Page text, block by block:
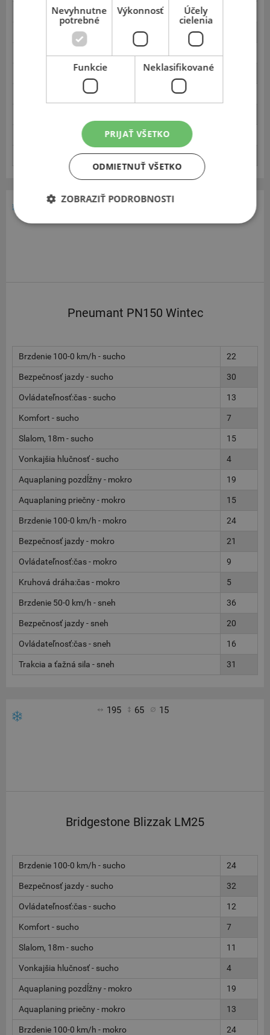
Brzdenie 100-0 km/h - mokro
Bezpečnosť jazdy - mokro
Kruhová dráha:čas - mokro
Brzdenie 50-0 km/h - sneh
Ovládateľnosť:čas - sneh
Trakcia a ťažná sila - sneh
195 65 15
Pneumant PN150 Wintec
Brzdenie 100-0 km/h - sucho 22
Bezpečnosť jazdy - sucho 30
Ovládateľnosť:čas - sucho 13
Komfort - sucho 7
Slalom, 18m - sucho 15
Vonkajšia hlučnosť - sucho 4
Aquaplaning pozdĺžny - mokro 19
Aquaplaning priečny - mokro 15
Brzdenie 100-0 km/h - mokro 24
Bezpečnosť jazdy - mokro 21
Ovládateľnosť:čas - mokro 9
Kruhová dráha:čas - mokro 5
Brzdenie 50-0 km/h - sneh 36
Bezpečnosť jazdy - sneh 20
Ovládateľnosť:čas - sneh 16
Trakcia a ťažná sila - sneh 31
195 65 15
Bridgestone Blizzak LM25
Brzdenie 100-0 km/h - sucho 24
Bezpečnosť jazdy - sucho 32
Ovládateľnosť:čas - sucho 12
Komfort - sucho 7
Slalom, 18m - sucho 11
Vonkajšia hlučnosť - sucho 4
Aquaplaning pozdĺžny - mokro 19
Aquaplaning priečny - mokro 13
Brzdenie 100-0 km/h - mokro 24
Nevyhnutne
potrebné
Výkonnosť
Účely
cielenia
Funkcie Neklasifikované
PRIJAŤ VŠETKO
ODMIETNUŤ VŠETKO
ZOBRAZIŤ PODROBNOSTI